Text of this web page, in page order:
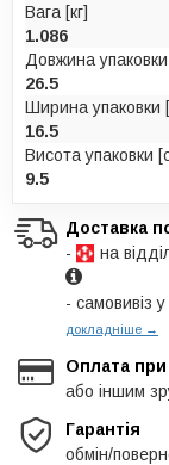
Вага [кг]
1.086
Довжина упаковки
26.5
Ширина упаковки
16.5
Висота упаковки
9.5
Доставка
-
на
- самовивіз
докладніше →
Оплата при
або іншим
Гарантія
обмін/